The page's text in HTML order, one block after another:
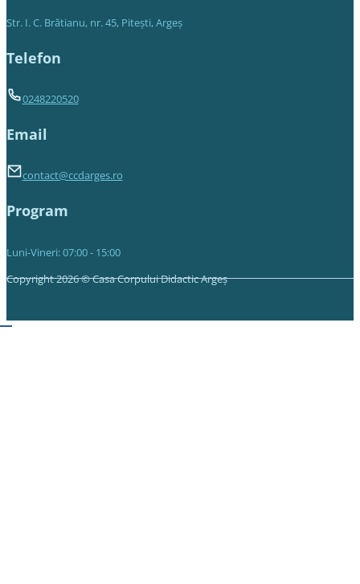
Str. I. C. Brătianu, nr. 45, Piteşti, Argeş
Telefon
0248220520
Email
contact@ccdarges.ro
Program
Luni-Vineri: 07:00 - 15:00
Copyright 2026 © Casa Corpului Didactic Argeș